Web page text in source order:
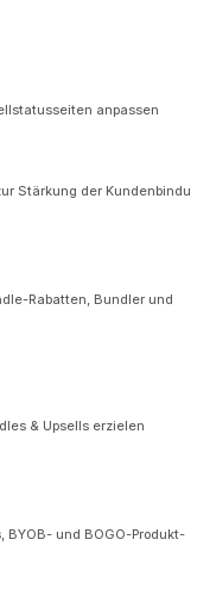
anpassen
Stärkung der Kundenbindu
Rabatten, Bundler und
& Upsells erzielen
und BOGO-Produkt-